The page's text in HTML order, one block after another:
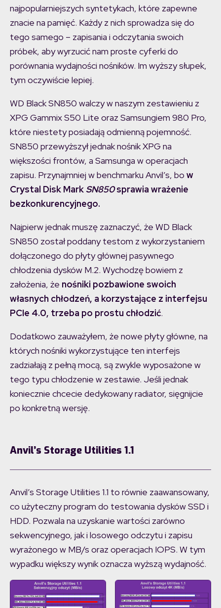
najpopularniejszych syntetykach, które zapewne
znacie na pamięć. Każdy z nich sprowadza się do
tego samego – zapisania i odczytania swoich
próbek, aby wyrzucić nam proste cyferki do
porównania wydajności nośników. Im wyższy słupek,
tym oczywiście lepiej.
WD Black SN850 walczy w naszym zestawieniu z
XPG Gammix S50 Lite oraz Samsungiem 980 Pro,
które niestety posiadają odmienną pojemność.
SN850 przewyższył jednak nośnik XPG na
większości frontów, a Samsunga w operacjach
zapisu. Przynajmniej w benchmarku Anvil’s, bo w
Crystal Disk Mark SN850sprawia wrażenie
bezkonkurencyjnego.
Najpierw jednak muszę zaznaczyć, że WD Black
SN850 został poddany testom z wykorzystaniem
dołączonego do płyty głównej pasywnego
chłodzenia dysków M.2. Wychodzę bowiem z
założenia, że nośniki pozbawione swoich
własnych chłodzeń, a korzystające z interfejsu
PCIe 4.0, trzeba po prostu chłodzić.
Dodatkowo zauważyłem, że nowe płyty główne, na
których nośniki wykorzystujące ten interfejs
zadziałają z pełną mocą, są zwykle wyposażone w
tego typu chłodzenie w zestawie. Jeśli jednak
koniecznie chcecie dedykowany radiator, sięgnijcie
po konkretną wersję.
Anvil’s Storage Utilities 1.1
Anvil’s Storage Utilities 1.1 to równie zaawansowany,
co użyteczny program do testowania dysków SSD i
HDD. Pozwala na uzyskanie wartości zarówno
sekwencyjnego, jak i losowego odczytu i zapisu
wyrażonego w MB/s oraz operacjach IOPS. W tym
wypadku większy wynik oznacza wyższą wydajność.